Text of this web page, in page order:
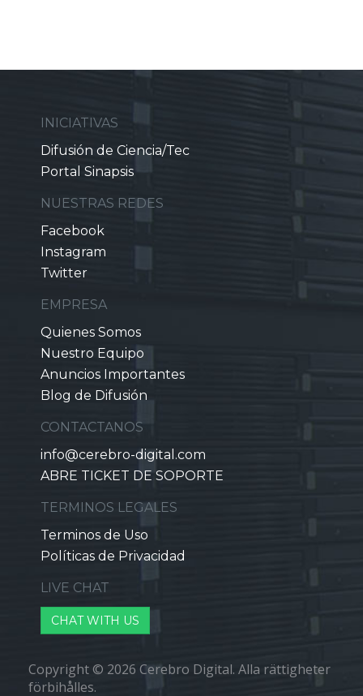
INICIATIVAS
Difusión de Ciencia/Tec
Portal Sinapsis
NUESTRAS REDES
Facebook
Instagram
Twitter
EMPRESA
Quienes Somos
Nuestro Equipo
Anuncios Importantes
Blog de Difusión
CONTACTANOS
info@cerebro-digital.com
ABRE TICKET DE SOPORTE
TERMINOS LEGALES
Terminos de Uso
Políticas de Privacidad
LIVE CHAT
CHAT WITH US
Copyright © 2026 Cerebro Digital. Alla rättigheter
förbihålles.